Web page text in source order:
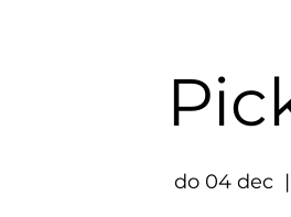
do 04 dec
  |